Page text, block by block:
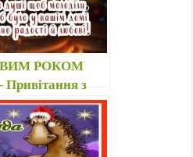
РОКОМ
з
друзьям 🗓️